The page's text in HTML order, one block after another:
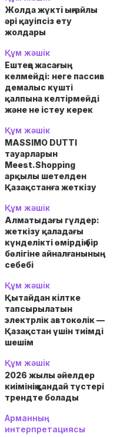
Жолда жүктi ыңғайлы
әрі қауіпсіз ету
жолдары
Құм жәшік
Ештеңе жасағың
келмейді: неге пассив
демалыс күшті
қалпына келтірмейді
және не істеу керек
Құм жәшік
MASSIMO DUTTI
тауарларын
Meest.Shopping
арқылы шетелден
Қазақстанға жеткізу
Құм жәшік
Алматыдағы гүлдер:
жеткізу қаладағы
күнделікті өмірдің бір
бөлігіне айналғанының
себебі
Құм жәшік
Қытайдан кілтке
тапсырылатын
электрлік автокөлік —
Қазақстан үшін тиімді
шешім
Құм жәшік
2026 жылы әйелдер
киімінің қандай түстері
трендте болады
Арманның
интерпретациясы